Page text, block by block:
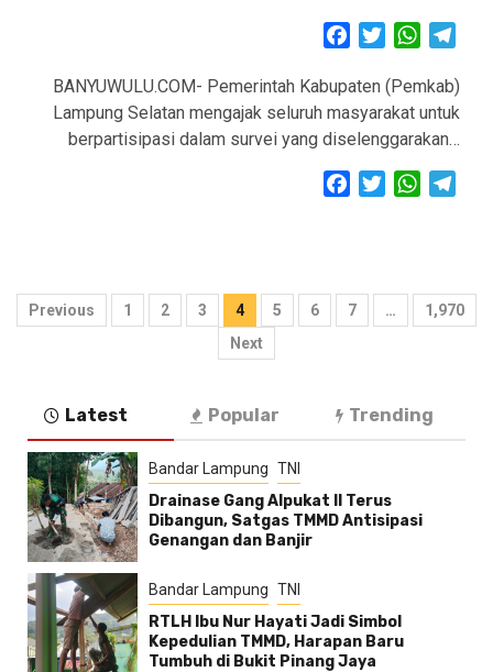
FacebookTwitter
BANYUWULU.COM- Pemerintah Kabupaten (Pemkab)
Lampung Selatan mengajak seluruh masyarakat untuk
berpartisipasi dalam survei yang diselenggarakan…
FacebookTwitter
Paginasi
Previous 1 2 3 4 5 6 7 …
1,970
Next
Latest Popular Trending
Bandar Lampung TNI
Drainase Gang Alpukat II Terus
Dibangun, Satgas TMMD Antisipasi
Genangan dan Banjir
Bandar Lampung TNI
RTLH Ibu Nur Hayati Jadi Simbol
Kepedulian TMMD, Harapan Baru
Tumbuh di Bukit Pinang Jaya